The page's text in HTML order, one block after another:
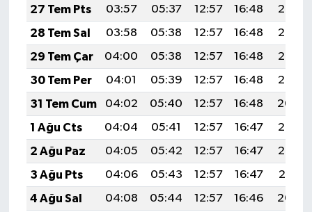
27 Tem Pts
03:57 05:37 12:57 16:48
20:08
28 Tem Sal
03:58 05:38 12:57 16:48
20:07
29 Tem Çar
04:00 05:38 12:57 16:48
20:06
30 Tem Per
04:01 05:39 12:57 16:48
20:05
31 Tem Cum
04:02 05:40 12:57 16:48
20:04
1 Ağu Cts
04:04 05:41 12:57 16:47
20:03
2 Ağu Paz
04:05 05:42 12:57 16:47
20:02
3 Ağu Pts
04:06 05:43 12:57 16:47
20:01
4 Ağu Sal
04:08 05:44 12:57 16:46
20:00